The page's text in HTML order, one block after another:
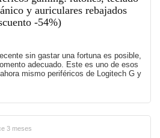
y auriculares rebajados
-54%)
sin gastar una fortuna es posible,
adecuado. Este es uno de esos
mismo periféricos de Logitech G y
3 meses